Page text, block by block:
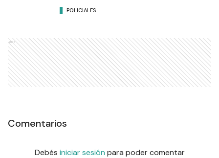
POLICIALES
Ads
Comentarios
Debés iniciar sesión para poder comentar